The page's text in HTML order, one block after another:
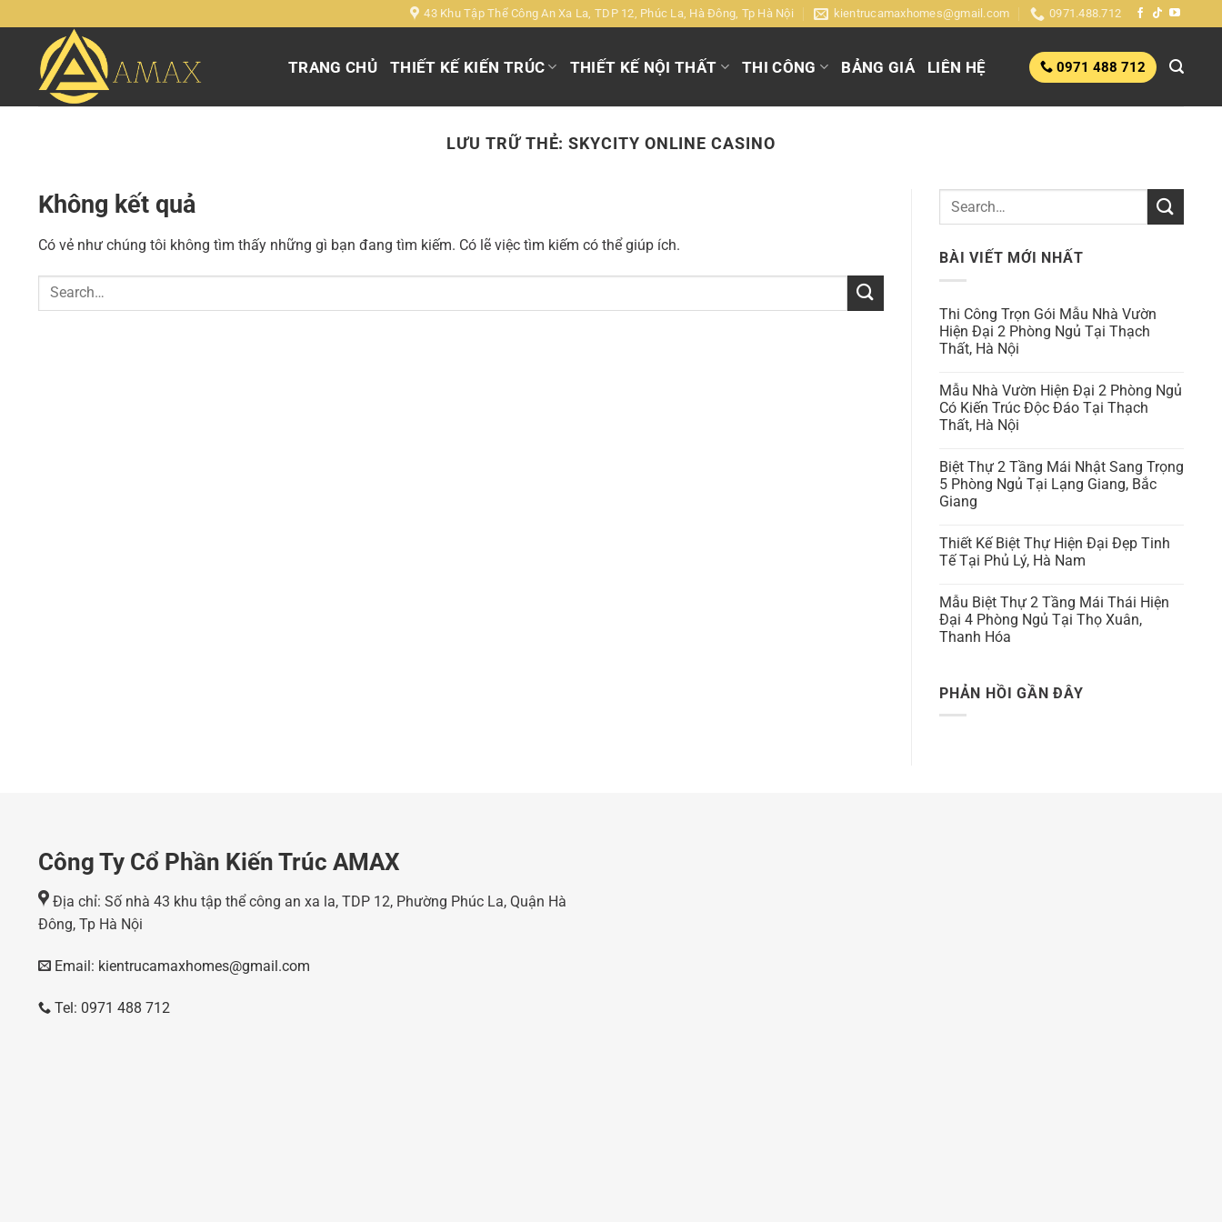
đến
43 Khu Tập Thể Công An Xa La, TDP 12, Phúc La, Hà Đông, Tp Hà Nội kientrucamaxhomes@gmail.com 0971.488.712
TRANG CHỦ THIẾT KẾ KIẾN TRÚC THIẾT KẾ NỘI THẤT THI CÔNG BẢNG GIÁ LIÊN HỆ 0971 488 712
LƯU TRỮ THẺ:SKYCITY ONLINE CASINO
Không kết quả
Có vẻ như chúng tôi không tìm thấy những gì bạn đang tìm kiếm. Có lẽ việc tìm kiếm có thể giúp ích.
BÀI VIẾT MỚI NHẤT
Thi Công Trọn Gói Mẫu Nhà Vườn
Hiện Đại 2 Phòng Ngủ Tại Thạch
Thất, Hà Nội
Mẫu Nhà Vườn Hiện Đại 2 Phòng Ngủ
Có Kiến Trúc Độc Đáo Tại Thạch
Thất, Hà Nội
Biệt Thự 2 Tầng Mái Nhật Sang Trọng
5 Phòng Ngủ Tại Lạng Giang, Bắc
Giang
Thiết Kế Biệt Thự Hiện Đại Đẹp Tinh
Tế Tại Phủ Lý, Hà Nam
Mẫu Biệt Thự 2 Tầng Mái Thái Hiện
Đại 4 Phòng Ngủ Tại Thọ Xuân,
Thanh Hóa
PHẢN HỒI GẦN ĐÂY
Công Ty Cổ Phần Kiến Trúc AMAX
Địa chỉ: Số nhà 43 khu tập thể công an xa la, TDP 12, Phường Phúc La, Quận Hà
Đông, Tp Hà Nội
Email: kientrucamaxhomes@gmail.com
Tel: 0971 488 712